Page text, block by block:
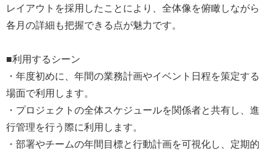
レイアウトを採用したことにより、全体像を俯瞰しながら
各月の詳細も把握できる点が魅力です。
■利用するシーン
・年度初めに、年間の業務計画やイベント日程を策定する
場面で利用します。
・プロジェクトの全体スケジュールを関係者と共有し、進
行管理を行う際に利用します。
・部署やチームの年間目標と行動計画を可視化し、定期的